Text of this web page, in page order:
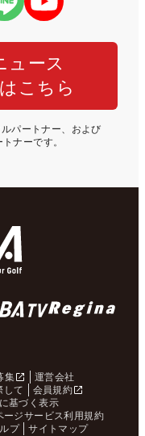
ュース
こちら
パートナー、および
ナーです。
集
運営会社
して
会員規約
基づく表示
ージサービス利用規約
プ サイトマップ